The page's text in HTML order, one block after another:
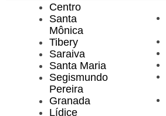
Centro
Santa
Mônica
Tibery
Saraiva
Santa Maria
Segismundo
Pereira
Granada
Lídice